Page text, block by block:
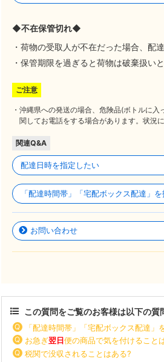
◆不在保管切れ◆
・荷物の受取人が不在だった場合、配
・保管期限を過ぎると荷物は破棄扱い
ご注意
・沖縄県への発送の場合、危険品(ボトルに
関してお電話をする場合があります。状況
関連Q&A
配達日時を指定したい
「配達時間帯」「宅配ボックス配達」
お問い合わせ
この質問をご覧のお客様は以下の質
「配達時間帯」「宅配ボックス配達」
お急ぎ翌日便の商品で気を付けること
税関で没収されることはある?